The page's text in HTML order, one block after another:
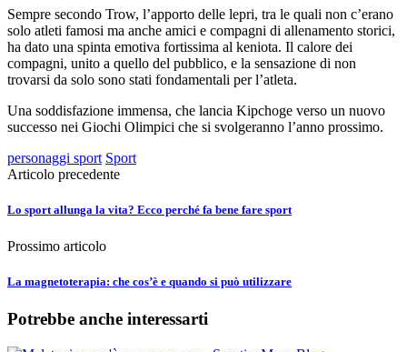
Sempre secondo Trow, l’apporto delle lepri, tra le quali non c’erano
solo atleti famosi ma anche amici e compagni di allenamento storici,
ha dato una spinta emotiva fortissima al keniota. Il calore dei
compagni, unito a quello del pubblico, e la sensazione di non
trovarsi da solo sono stati fondamentali per l’atleta.
Una soddisfazione immensa, che lancia Kipchoge verso un nuovo
successo nei Giochi Olimpici che si svolgeranno l’anno prossimo.
personaggi sport Sport
Articolo precedente
Lo sport allunga la vita? Ecco perché fa bene fare sport
Prossimo articolo
La magnetoterapia: che cos’è e quando si può utilizzare
Potrebbe anche interessarti